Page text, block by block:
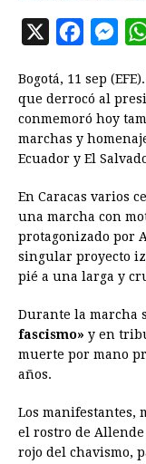
X
c
e
b
o
o
k
M
s
s
e
n
g
e
r
Bogotá, 11 sep
que derrocó al
conmemoró hoy
marchas y
Ecuador y El
En Caracas varios
una marcha con
protagonizado por
singular proyecto
pié a una larga y
Durante la marcha
fascismo» y en
muerte por mano
años.
Los manifestantes,
el rostro de
rojo del chavismo,